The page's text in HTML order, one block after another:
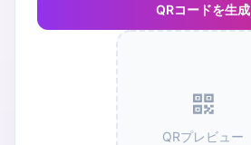
QRコードを生成
QRプレビュー